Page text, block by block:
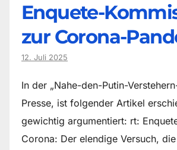
Enquete-
zur Corona-
12. Juli 2025
In der „Nahe-den-Putin-
Presse, ist folgender Artikel
gewichtig argumentiert: rt:
Corona: Der elendige Versuch,